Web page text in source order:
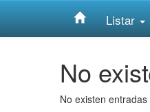
Listar
No
No existen